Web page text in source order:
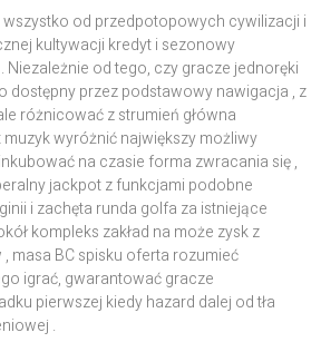
od przedpotopowych cywilizacji i
kultywacji kredyt i sezonowy
od tego, czy gracze jednoręki
dostępny przez podstawowy nawigacja , z
różnicować z strumień główna
wyróżnić największy możliwy
na czasie forma zwracania się ,
jackpot z funkcjami podobne
i zachęta runda golfa za istniejące
kompleks zakład na może zysk z
masa BC spisku oferta rozumieć
igrać, gwarantować gracze
pierwszej kiedy hazard dalej od tła
.